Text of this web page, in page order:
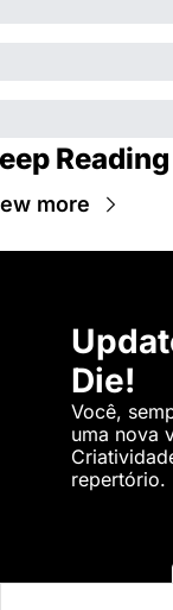
Reading
more
Die!
Você,
uma nova
repertório.